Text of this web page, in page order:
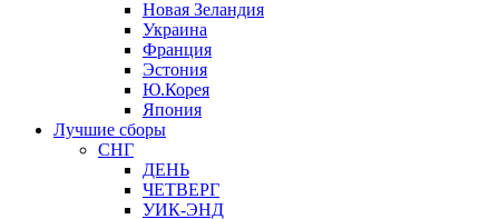
Новая Зеландия
Украина
Франция
Эстония
Ю.Корея
Япония
Лучшие сборы
СНГ
ДЕНЬ
ЧЕТВЕРГ
УИК-ЭНД